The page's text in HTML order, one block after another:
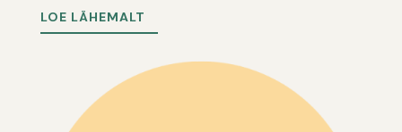
LOE LÄHEMALT